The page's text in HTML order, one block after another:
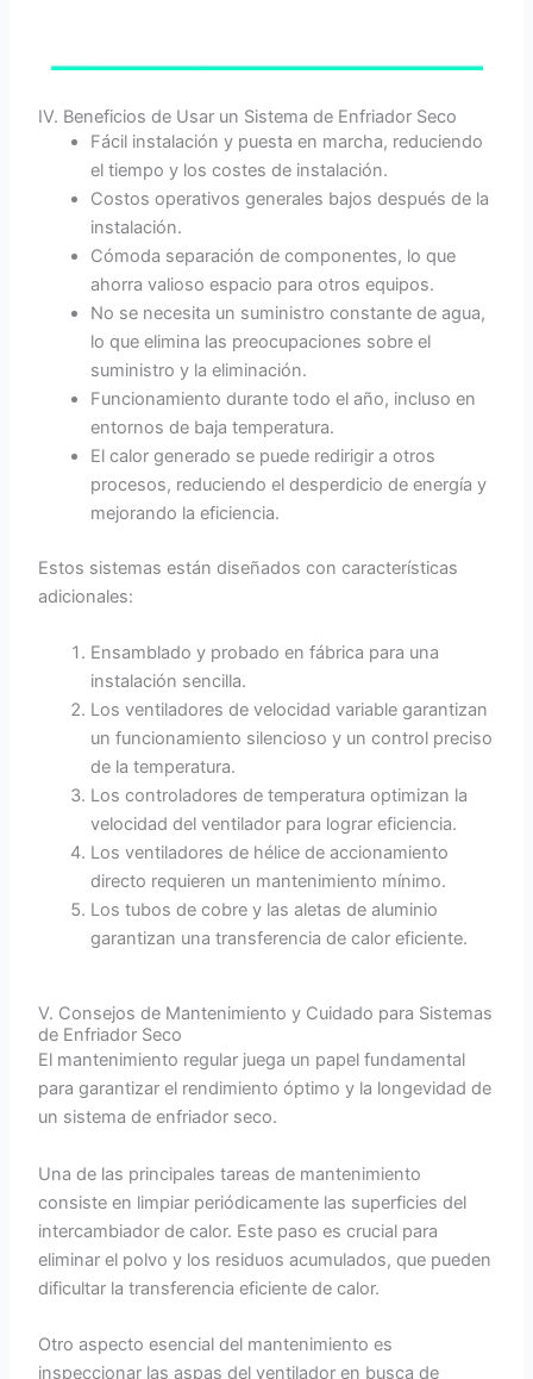
IV. Beneficios de Usar un Sistema de Enfriador Seco
Fácil instalación y puesta en marcha, reduciendo
el tiempo y los costes de instalación.
Costos operativos generales bajos después de la
instalación.
Cómoda separación de componentes, lo que
ahorra valioso espacio para otros equipos.
No se necesita un suministro constante de agua,
lo que elimina las preocupaciones sobre el
suministro y la eliminación.
Funcionamiento durante todo el año, incluso en
entornos de baja temperatura.
El calor generado se puede redirigir a otros
procesos, reduciendo el desperdicio de energía y
mejorando la eficiencia.
Estos sistemas están diseñados con características
adicionales:
Ensamblado y probado en fábrica para una
instalación sencilla.
Los ventiladores de velocidad variable garantizan
un funcionamiento silencioso y un control preciso
de la temperatura.
Los controladores de temperatura optimizan la
velocidad del ventilador para lograr eficiencia.
Los ventiladores de hélice de accionamiento
directo requieren un mantenimiento mínimo.
Los tubos de cobre y las aletas de aluminio
garantizan una transferencia de calor eficiente.
Ⅴ. Consejos de Mantenimiento y Cuidado para Sistemas
de Enfriador Seco
El mantenimiento regular juega un papel fundamental
para garantizar el rendimiento óptimo y la longevidad de
un sistema de enfriador seco.
Una de las principales tareas de mantenimiento
consiste en limpiar periódicamente las superficies del
intercambiador de calor. Este paso es crucial para
eliminar el polvo y los residuos acumulados, que pueden
dificultar la transferencia eficiente de calor.
Otro aspecto esencial del mantenimiento es
inspeccionar las aspas del ventilador en busca de